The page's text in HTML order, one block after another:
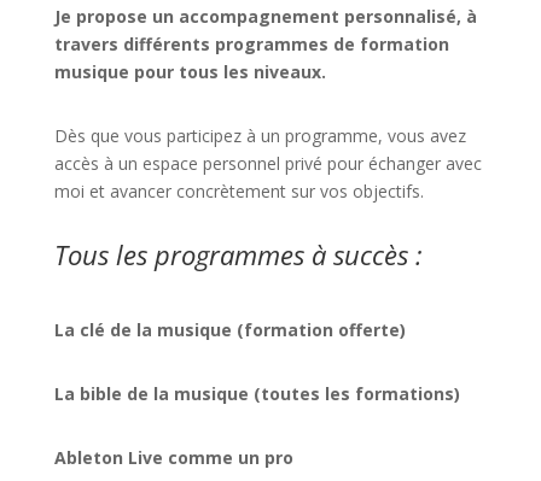
Je propose un accompagnement personnalisé, à
travers différents programmes de formation
musique pour tous les niveaux.
Dès que vous participez à un programme, vous avez
accès à un espace personnel privé pour échanger avec
moi et avancer concrètement sur vos objectifs.
Tous les programmes à succès :
La clé de la musique (formation offerte)
La bible de la musique (toutes les formations)
Ableton Live comme un pro